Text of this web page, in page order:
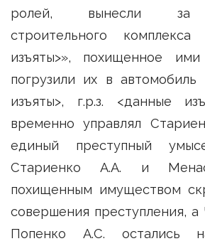
ролей, вынесли за
строительного
изъяты>», похищенное
погрузили их в
изъяты>, г.р.з. <данные
временно управлял
единый преступный
Стариенко А.А. и
похищенным имуществом
совершения преступления,
Попенко А.С. остались